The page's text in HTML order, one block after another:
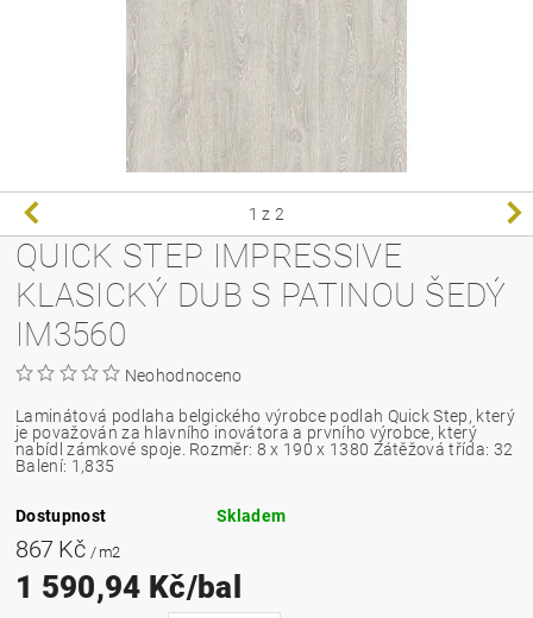
1 z 2
QUICK STEP IMPRESSIVE
KLASICKÝ DUB S PATINOU ŠEDÝ
IM3560
Neohodnoceno
Laminátová podlaha belgického výrobce podlah Quick Step, který
je považován za hlavního inovátora a prvního výrobce, který
nabídl zámkové spoje. Rozměr: 8 x 190 x 1380 Zátěžová třída: 32
Balení: 1,835
Dostupnost Skladem
867 Kč / m2
1 590,94 Kč/bal